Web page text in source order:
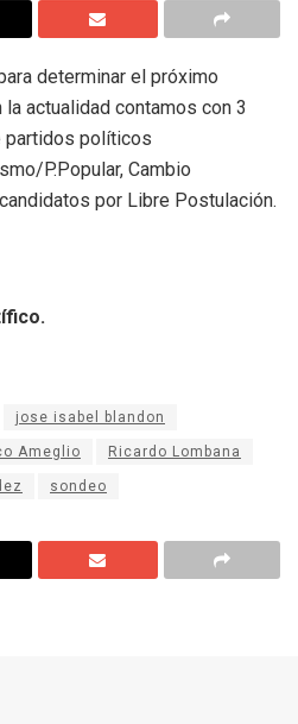
determinar el próximo
actualidad contamos con 3
partidos políticos
P.Popular, Cambio
por Libre Postulación.
jose isabel blandon
Ameglio Ricardo Lombana
sondeo